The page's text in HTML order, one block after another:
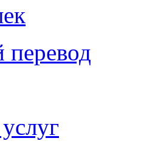
перевод